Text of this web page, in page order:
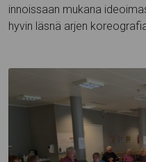
innoissaan mukana
hyvin läsnä arjen